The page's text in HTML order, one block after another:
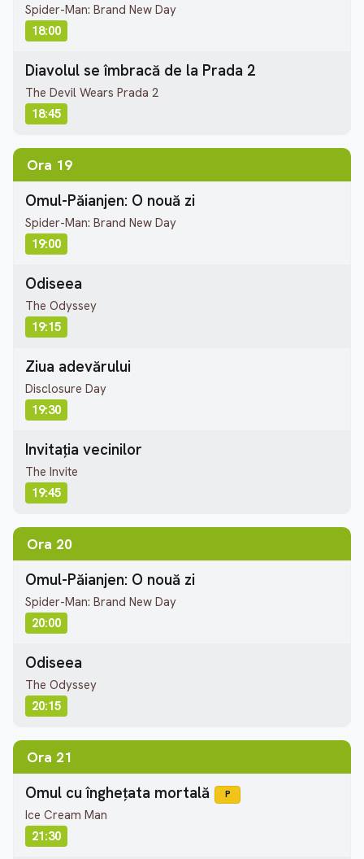
Spider-Man: Brand New Day
18:00
Diavolul se îmbracă de la Prada 2
The Devil Wears Prada 2
18:45
Ora 19
Omul-Păianjen: O nouă zi
Spider-Man: Brand New Day
19:00
Odiseea
The Odyssey
19:15
Ziua adevărului
Disclosure Day
19:30
Invitația vecinilor
The Invite
19:45
Ora 20
Omul-Păianjen: O nouă zi
Spider-Man: Brand New Day
20:00
Odiseea
The Odyssey
20:15
Ora 21
Omul cu înghețata mortală P
Ice Cream Man
21:30